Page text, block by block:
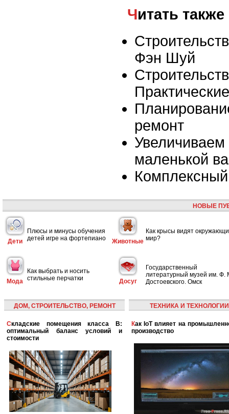
Читать также
Фэн Шуй
ремонт
Увеличиваем
маленькой
НОВЫЕ
Дети
Плюсы и минусы обучения
детей игре на фортепиано
Животные
Как крысы видят
мир?
Мода
Как выбрать и носить
стильные перчатки
Досуг
Государственный
литературный музей им. Ф.
Достоевского. Омск
ДОМ, СТРОИТЕЛЬСТВО, РЕМОНТ
Складские помещения класса B:
оптимальный баланс условий и
стоимости
ТЕХНИКА И ТЕХНОЛОГИИ
Как IoT влияет на промышленность и
производство